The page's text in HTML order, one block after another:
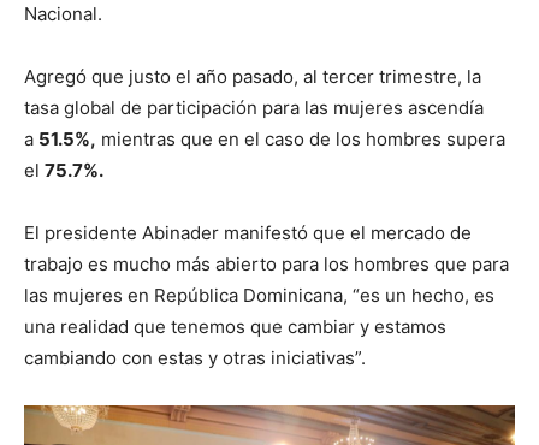
Nacional.
Agregó que justo el año pasado, al tercer trimestre, la
tasa global de participación para las mujeres ascendía
a 51.5%, mientras que en el caso de los hombres supera
el 75.7%.
El presidente Abinader manifestó que el mercado de
trabajo es mucho más abierto para los hombres que para
las mujeres en República Dominicana, “es un hecho, es
una realidad que tenemos que cambiar y estamos
cambiando con estas y otras iniciativas”.